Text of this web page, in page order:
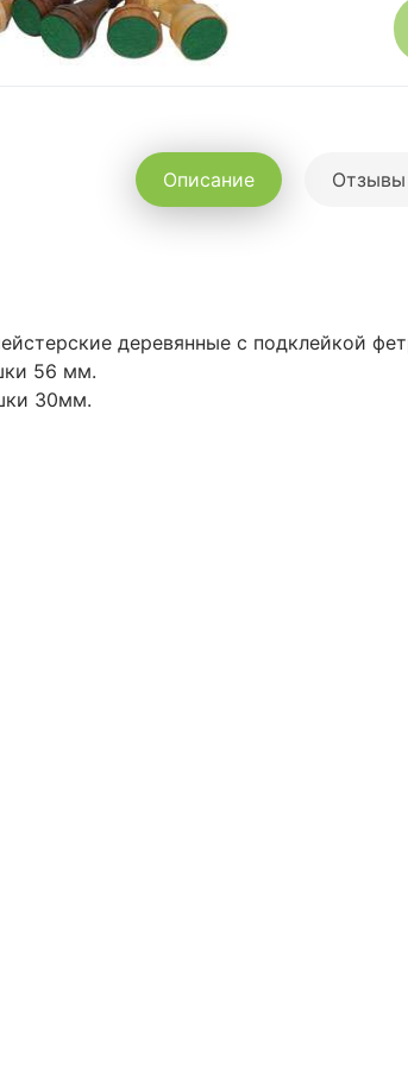
Описание Отзывы
деревянные с подклейкой
56 мм.
30мм.